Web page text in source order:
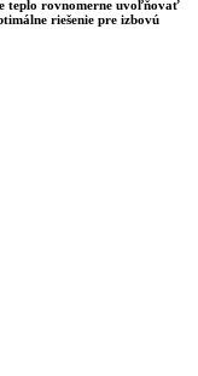
teplo rovnomerne uvoľňovať
riešenie pre izbovú